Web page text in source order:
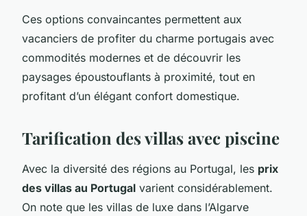
Ces options convaincantes permettent aux
vacanciers de profiter du charme portugais avec
commodités modernes et de découvrir les
paysages époustouflants à proximité, tout en
profitant d’un élégant confort domestique.
Tarification des villas avec piscine
Avec la diversité des régions au Portugal, les prix
des villas au Portugal varient considérablement.
On note que les villas de luxe dans l’Algarve